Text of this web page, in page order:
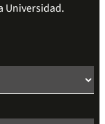
Universidad.